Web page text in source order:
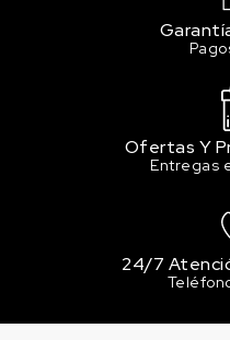
Ofertas Y
Entregas
24/7